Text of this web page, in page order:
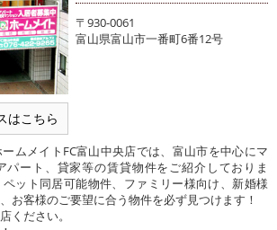
はこちら
〒930-0061
富山県富山市一番町6番12号
ムメイトFC富山中央店では、富山市を中心にマ
パート、貸家等の賃貸物件をご紹介しておりま
ット同居可能物件、ファミリー様向け、新婚様
お客様のご要望に合う物件を必ず見つけます！
ください。